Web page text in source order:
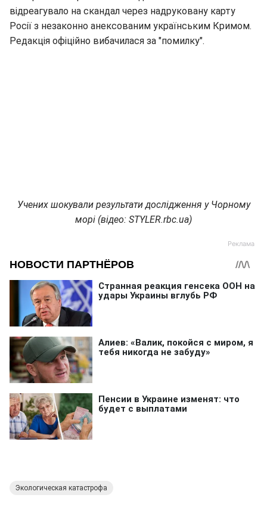
відреагувало на скандал через надруковану карту
Росії з незаконно анексованим українським Кримом.
Редакція офіційно вибачилася за "помилку".
Учених шокували результати дослідження у Чорному
морі (відео: STYLER.rbc.ua)
Экологическая катастрофа